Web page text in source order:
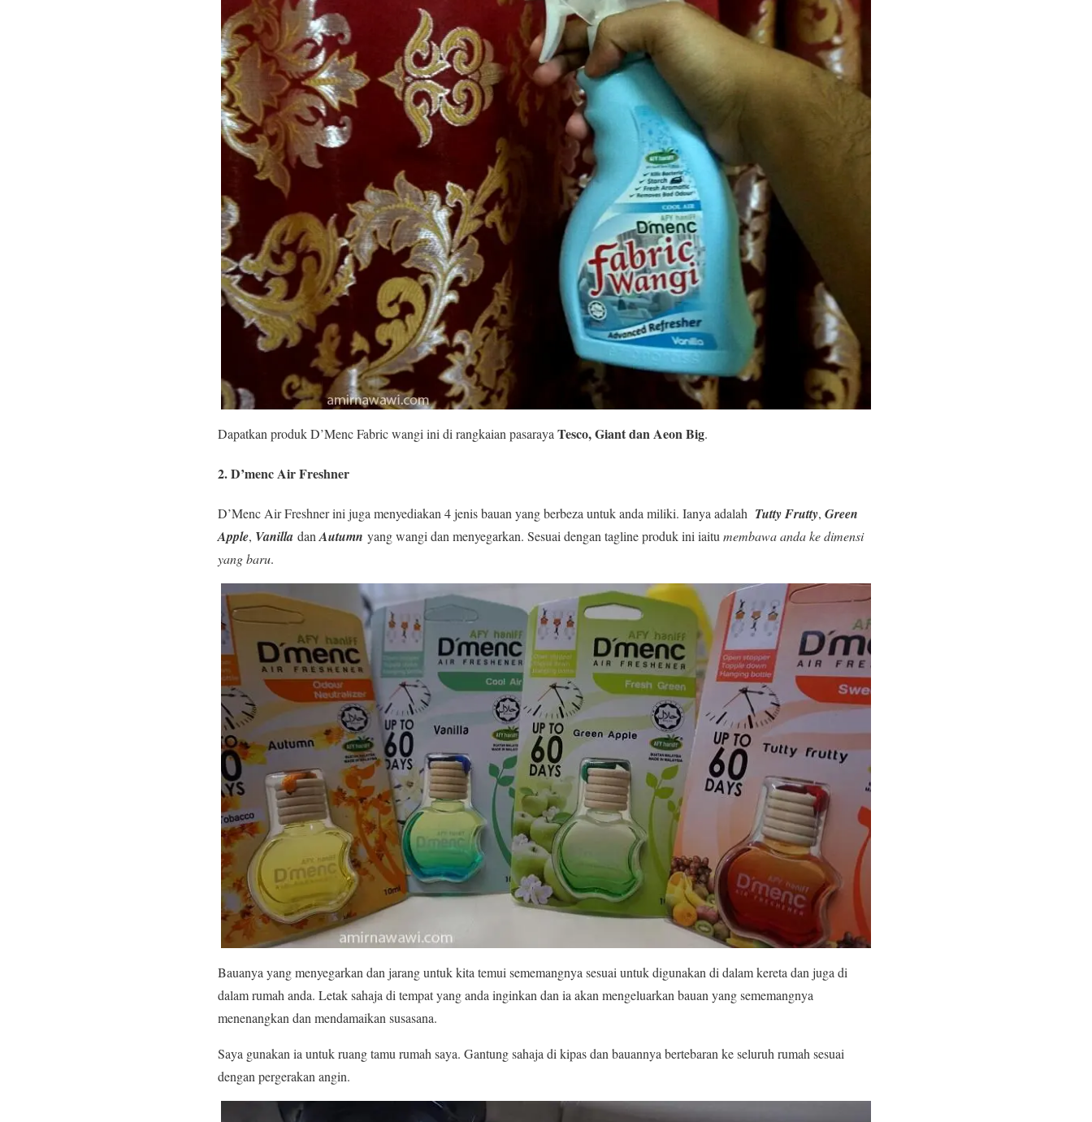
Dapatkan produk D’Menc Fabric wangi ini di rangkaian pasaraya Tesco, Giant dan Aeon Big.
2. D’menc Air Freshner
D’Menc Air Freshner ini juga menyediakan 4 jenis bauan yang berbeza untuk anda miliki. Ianya adalah Tutty Frutty, Green
Apple, Vanilla dan Autumn yang wangi dan menyegarkan. Sesuai dengan tagline produk ini iaitu membawa anda ke dimensi
yang baru.
Bauanya yang menyegarkan dan jarang untuk kita temui sememangnya sesuai untuk digunakan di dalam kereta dan juga di
dalam rumah anda. Letak sahaja di tempat yang anda inginkan dan ia akan mengeluarkan bauan yang sememangnya
menenangkan dan mendamaikan susasana.
Saya gunakan ia untuk ruang tamu rumah saya. Gantung sahaja di kipas dan bauannya bertebaran ke seluruh rumah sesuai
dengan pergerakan angin.